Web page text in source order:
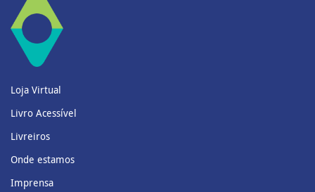
Loja Virtual
Livro Acessível
Livreiros
Onde estamos
Imprensa